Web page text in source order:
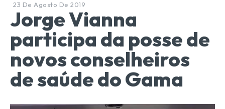
23 De Agosto De 2019
Jorge Vianna
participa da posse de
novos conselheiros
de saúde do Gama